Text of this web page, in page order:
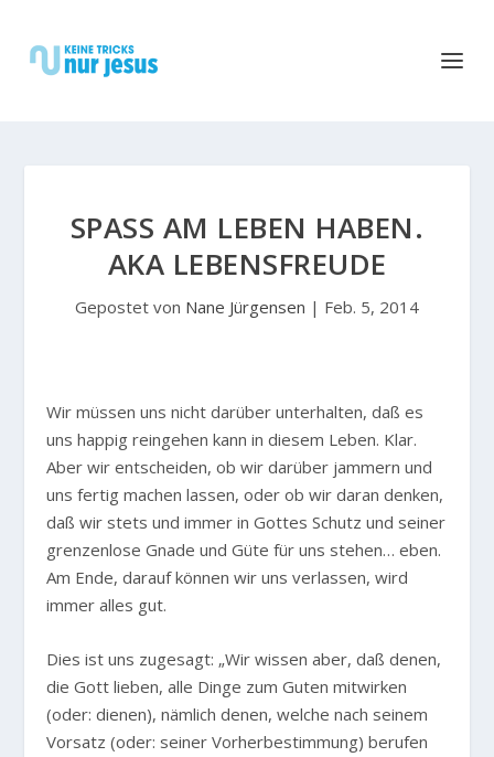
SPASS AM LEBEN HABEN. A
KA LEBENSFREUDE
Gepostet von Nane Jürgensen | Feb. 5, 2014
Wir müssen uns nicht darüber unterhalten, daß es
uns happig reingehen kann in diesem Leben. Klar.
Aber wir entscheiden, ob wir darüber jammern und
uns fertig machen lassen, oder ob wir daran denken,
daß wir stets und immer in Gottes Schutz und seiner
grenzenlose Gnade und Güte für uns stehen… eben.
Am Ende, darauf können wir uns verlassen, wird
immer alles gut.
Dies ist uns zugesagt: „Wir wissen aber, daß denen,
die Gott lieben, alle Dinge zum Guten mitwirken
(oder: dienen), nämlich denen, welche nach seinem
Vorsatz (oder: seiner Vorherbestimmung) berufen